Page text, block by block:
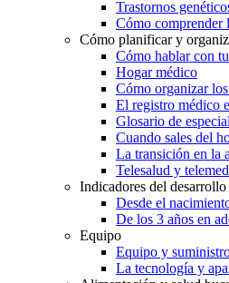
Trastornos
Cómo comprender
Cómo planificar y
Cómo hablar con
Hogar médico
Cómo organizar
El registro médico
Glosario de
Cuando sales del
La transición en la
Telesalud y
Indicadores del desarrollo
Desde el
De los 3 años en
Equipo
Equipo y
La tecnología y